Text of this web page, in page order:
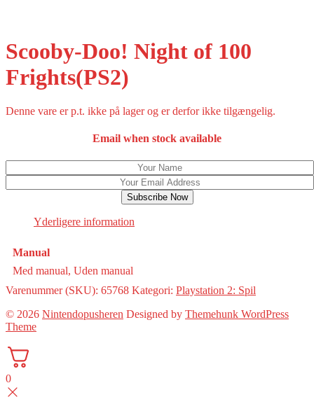
Scooby-Doo! Night of 100
Frights(PS2)
Denne vare er p.t. ikke på lager og er derfor ikke tilgængelig.
Email when stock available
Subscribe Now
Yderligere information
Manual
Med manual, Uden manual
Varenummer (SKU): 65768 Kategori: Playstation 2: Spil
© 2026 Nintendopusheren Designed by Themehunk WordPress
Theme
0